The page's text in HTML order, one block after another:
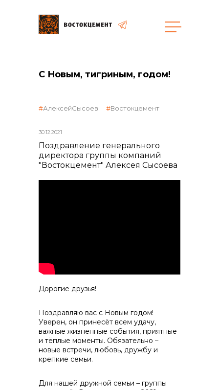
Закупки
объявленные закупки
Контакты
С Новым, тигриным, годом!
30.12.2021
АлексейСысоев Востокцемент
Поздравление генерального
директора группы компаний
"Востокцемент" Алексея Сысоева
Дорогие друзья!
Поздравляю вас с Новым годом!
Уверен, он принесёт всем удачу,
важные жизненные события, приятные
и тёплые моменты. Обязательно –
новые встречи, любовь, дружбу и
крепкие семьи.
Для нашей дружной семьи – группы